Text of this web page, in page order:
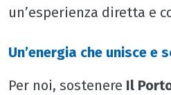
un’esperienza diretta e
Un’energia che unisce e
Per noi, sostenere Il